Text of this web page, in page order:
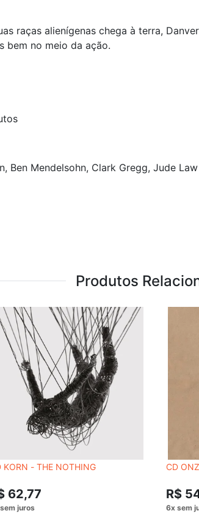
raças alienígenas chega à terra,
bem no meio da ação.
Ben Mendelsohn, Clark Gregg, Jude Law
Produtos
KORN - THE NOTHING
62,77
CD
R$